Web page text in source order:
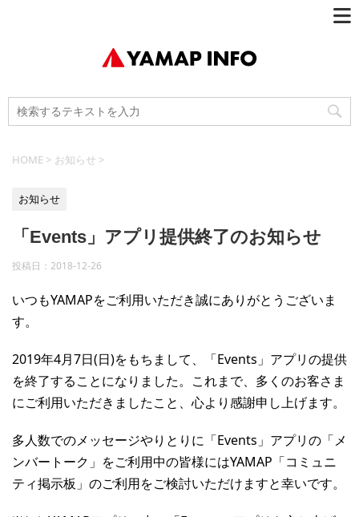
HOME > お知らせ >
お知らせ
「Events」アプリ提供終了のお知らせ
投稿日： 2018-12-26
いつもYAMAPをご利用いただき誠にありがとうございま
す。
2019年4月7日(日)をもちまして、「Events」アプリの提供
を終了することになりました。これまで、多くのお客さま
にご利用いただきましたこと、心より感謝申し上げます。
多人数でのメッセージやりとりに「Events」アプリの「メ
ンバートーク」をご利用中の皆様にはYAMAP「コミュニ
ティ掲示板」のご利用をご検討いただけますと幸いです。